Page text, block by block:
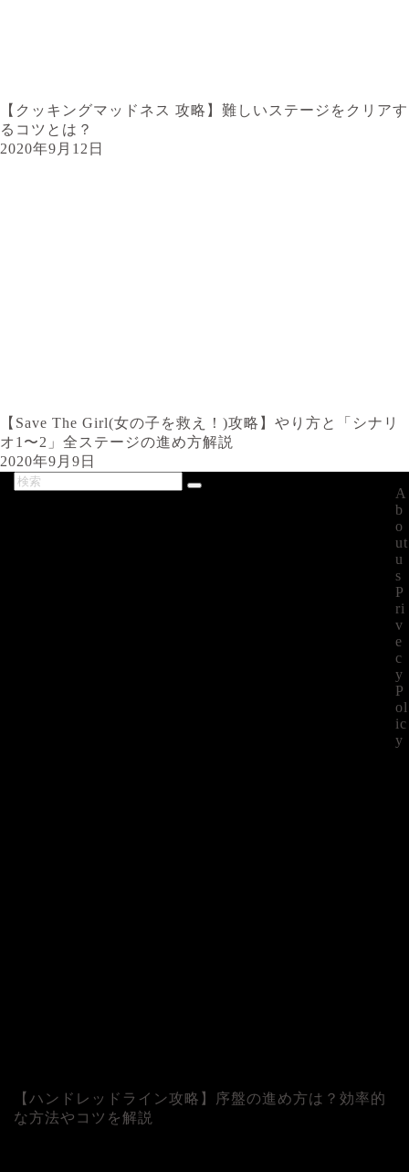
【クッキングマッドネス 攻略】難しいステージをクリアす
るコツとは？
2020年9月12日
【Save The Girl(女の子を救え！)攻略】やり方と「シナリ
オ1〜2」全ステージの進め方解説
2020年9月9日
【ハンドレッドライン攻略】序盤の進め方は？効率的
な方法やコツを解説
A
b
o
ut
u
s
P
ri
v
e
c
y
P
ol
ic
y